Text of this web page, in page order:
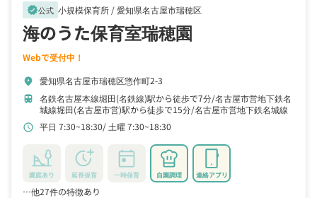
verified公式 小規模保育所 /愛知県名古屋市瑞穂区
海のうた保育室瑞穂園
Webで受付中！
location_on 愛知県名古屋市瑞穂区惣作町2-3
train 名鉄名古屋本線堀田(名鉄線)駅から徒歩で7分 名古屋市営地下鉄名
城線堀田(名古屋市営)駅から徒歩で15分 名古屋市営地下鉄名城線
妙音通駅から徒歩で15分
schedule 平日 7:30~18:30 土曜 7:30~18:30
園庭あり 延長保育 一時保育 自園調理 連絡アプリ
…他27件の特徴あり